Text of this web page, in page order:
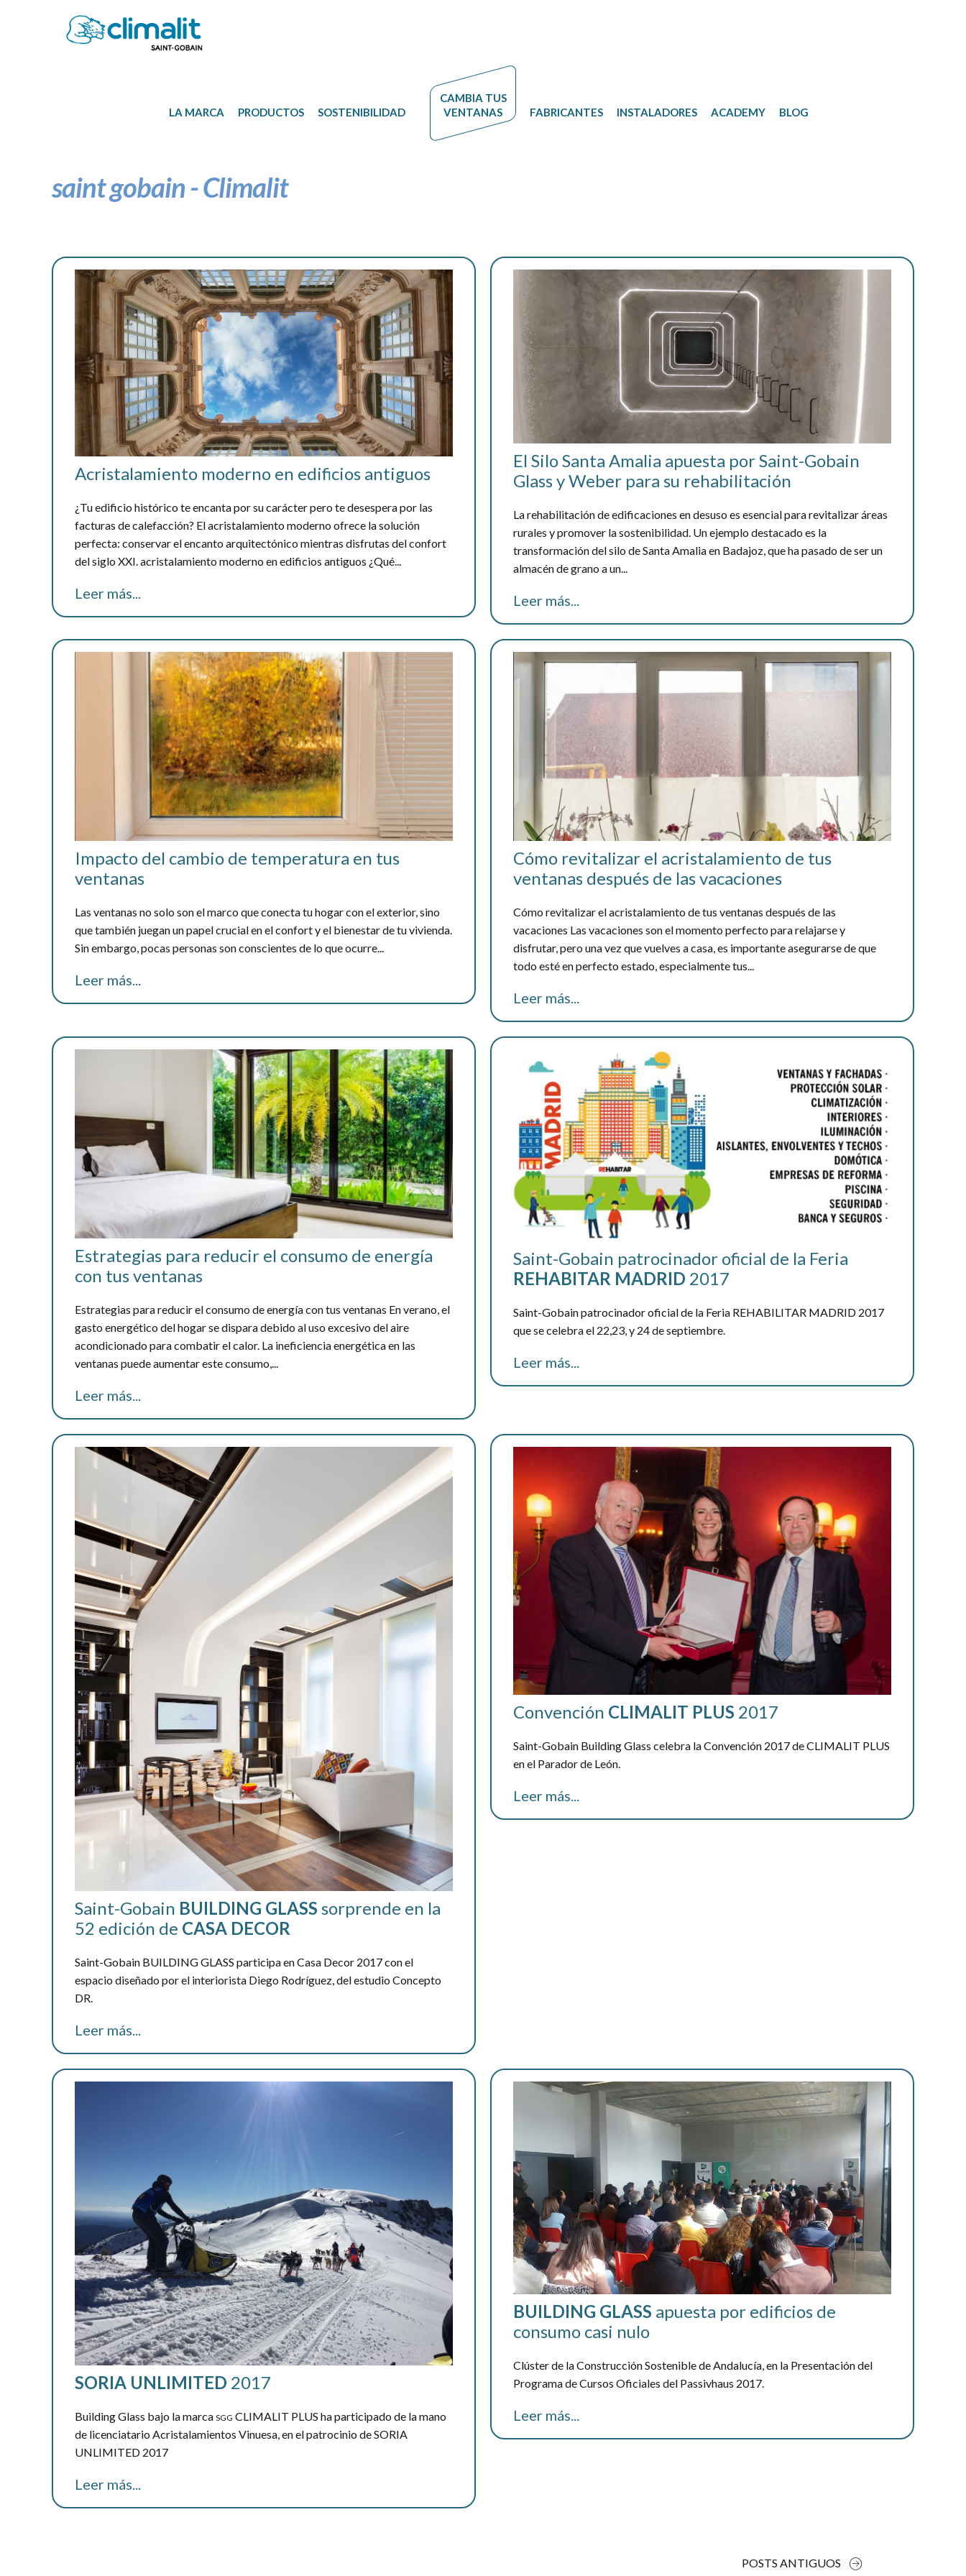
LA MARCA PRODUCTOS SOSTENIBILIDAD
CAMBIA TUS
VENTANAS
FABRICANTES INSTALADORES ACADEMY BLOG
saint gobain - Climalit
Acristalamiento moderno en edificios antiguos
¿Tu edificio histórico te encanta por su carácter pero te desespera por las
facturas de calefacción? El acristalamiento moderno ofrece la solución
perfecta: conservar el encanto arquitectónico mientras disfrutas del confort
del siglo XXI. acristalamiento moderno en edificios antiguos ¿Qué...
Leer más...
El Silo Santa Amalia apuesta por Saint-Gobain
Glass y Weber para su rehabilitación
La rehabilitación de edificaciones en desuso es esencial para revitalizar áreas
rurales y promover la sostenibilidad. Un ejemplo destacado es la
transformación del silo de Santa Amalia en Badajoz, que ha pasado de ser un
almacén de grano a un...
Leer más...
Impacto del cambio de temperatura en tus
ventanas
Las ventanas no solo son el marco que conecta tu hogar con el exterior, sino
que también juegan un papel crucial en el confort y el bienestar de tu vivienda.
Sin embargo, pocas personas son conscientes de lo que ocurre...
Leer más...
Cómo revitalizar el acristalamiento de tus
ventanas después de las vacaciones
Cómo revitalizar el acristalamiento de tus ventanas después de las
vacaciones Las vacaciones son el momento perfecto para relajarse y
disfrutar, pero una vez que vuelves a casa, es importante asegurarse de que
todo esté en perfecto estado, especialmente tus...
Leer más...
Estrategias para reducir el consumo de energía
con tus ventanas
Estrategias para reducir el consumo de energía con tus ventanas En verano, el
gasto energético del hogar se dispara debido al uso excesivo del aire
acondicionado para combatir el calor. La ineficiencia energética en las
ventanas puede aumentar este consumo,...
Leer más...
Saint-Gobain patrocinador oficial de la Feria
REHABITAR MADRID 2017
Saint-Gobain patrocinador oficial de la Feria REHABILITAR MADRID 2017
que se celebra el 22,23, y 24 de septiembre.
Leer más...
Saint-Gobain BUILDING GLASS sorprende en la
52 edición de CASA DECOR
Saint-Gobain BUILDING GLASS participa en Casa Decor 2017 con el
espacio diseñado por el interiorista Diego Rodríguez, del estudio Concepto
DR.
Leer más...
Convención CLIMALIT PLUS 2017
Saint-Gobain Building Glass celebra la Convención 2017 de CLIMALIT PLUS
en el Parador de León.
Leer más...
SORIA UNLIMITED 2017
Building Glass bajo la marca SGG CLIMALIT PLUS ha participado de la mano
de licenciatario Acristalamientos Vinuesa, en el patrocinio de SORIA
UNLIMITED 2017
Leer más...
BUILDING GLASS apuesta por edificios de
consumo casi nulo
Clúster de la Construcción Sostenible de Andalucía, en la Presentación del
Programa de Cursos Oficiales del Passivhaus 2017.
Leer más...
POSTS ANTIGUOS